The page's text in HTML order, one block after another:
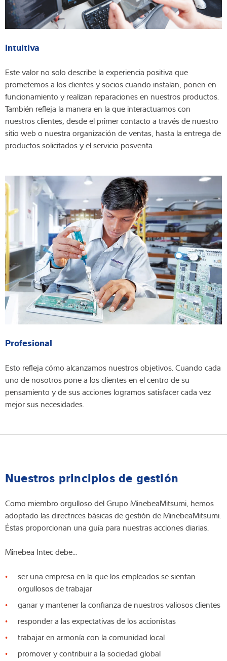
Intuitiva
Este valor no solo describe la experiencia positiva que
prometemos a los clientes y socios cuando instalan, ponen en
funcionamiento y realizan reparaciones en nuestros productos.
También refleja la manera en la que interactuamos con
nuestros clientes, desde el primer contacto a través de nuestro
sitio web o nuestra organización de ventas, hasta la entrega de
productos solicitados y el servicio posventa.
Profesional
Esto refleja cómo alcanzamos nuestros objetivos. Cuando cada
uno de nosotros pone a los clientes en el centro de su
pensamiento y de sus acciones logramos satisfacer cada vez
mejor sus necesidades.
Nuestros principios de gestión
Como miembro orgulloso del Grupo MinebeaMitsumi, hemos
adoptado las directrices básicas de gestión de MinebeaMitsumi.
Éstas proporcionan una guía para nuestras acciones diarias.
Minebea Intec debe...
ser una empresa en la que los empleados se sientan
orgullosos de trabajar
ganar y mantener la confianza de nuestros valiosos clientes
responder a las expectativas de los accionistas
trabajar en armonía con la comunidad local
promover y contribuir a la sociedad global